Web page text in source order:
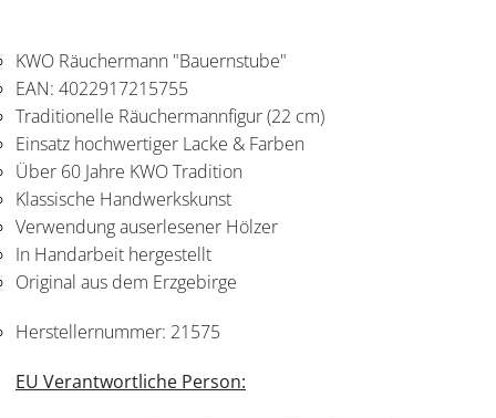
KWO Räuchermann "Bauernstube"
EAN: 4022917215755
Traditionelle Räuchermannfigur (22 cm)
Einsatz hochwertiger Lacke & Farben
Über 60 Jahre KWO Tradition
Klassische Handwerkskunst
Verwendung auserlesener Hölzer
In Handarbeit hergestellt
Original aus dem Erzgebirge
Herstellernummer: 21575
EU Verantwortliche Person: